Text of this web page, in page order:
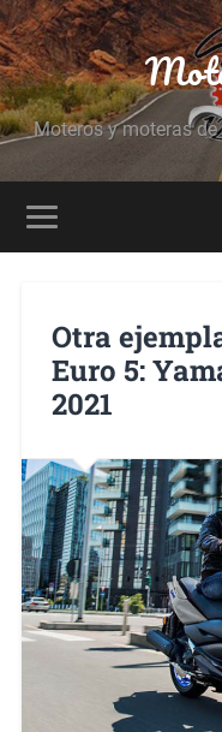
Moteros y moteras
Otra
Euro 5:
2021